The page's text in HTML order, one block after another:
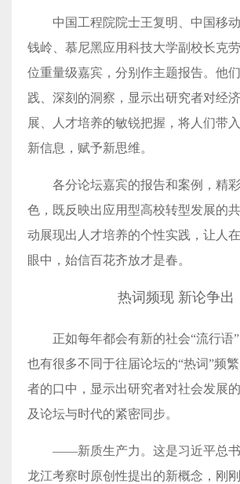
中国工程院院士王复明、中国移
钱岭、慕尼黑应用科技大学副校长克
位重量级嘉宾，分别作主题报告。他
践、深刻的洞察，显示出研究者对经
展、人才培养的敏锐把握，将人们带
新信息，赋予新思维。
各分论坛嘉宾的报告和案例，精
色，既反映出应用型高校转型发展的
动展现出人才培养的个性实践，让人
眼中，始信百花齐放才是春。
热词频现 新论争出
正如每年都会有新的社会“流行语
也有很多不同于往届论坛的“热词”频
者的口中，显示出研究者对社会发展
及论坛与时代的紧密同步。
——新质生产力。这是习近平总
龙江考察时原创性提出的新概念，刚